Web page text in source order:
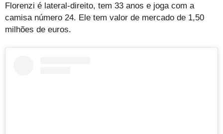
Florenzi é lateral-direito, tem 33 anos e joga com a
camisa número 24. Ele tem valor de mercado de 1,50
milhões de euros.